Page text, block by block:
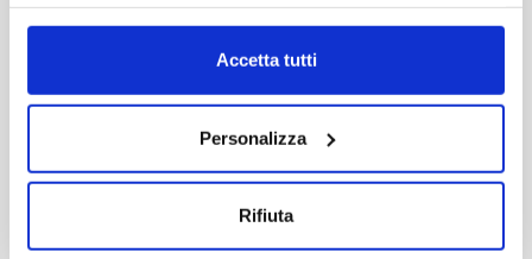
in cui avete effettuato le vostre scelte. È possibile
modificare o revocare il proprio consenso in qualsiasi
momento dalla Dichiarazione sui cookie o facendo clic
Con il tuo consenso, vorremmo anche:
raccogliere informazioni sulla tua posizione
Accetta tutti
Personalizza
Rifiuta
Tel. +39 055688903
Reg Imprese Firenze
COOKIE
WHISTLEBLOWING
CREDITS